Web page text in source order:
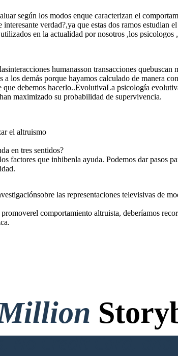
según los modos enque caracterizan el
verdad?,ya que estas dos ramos estudian
en la actualidad por nosotros ,los psicologos
humanasson transacciones
los demás porque hayamos calculado de manera
debemos hacerlo..EvolutivaLa psicología
maximizado su probabilidad de supervivencia.
el altruismo
en tres sentidos?
factores que inhibenla ayuda. Podemos dar pasos
las representaciones televisivas de
comportamiento altruista, deberíamos
No Credit Card,